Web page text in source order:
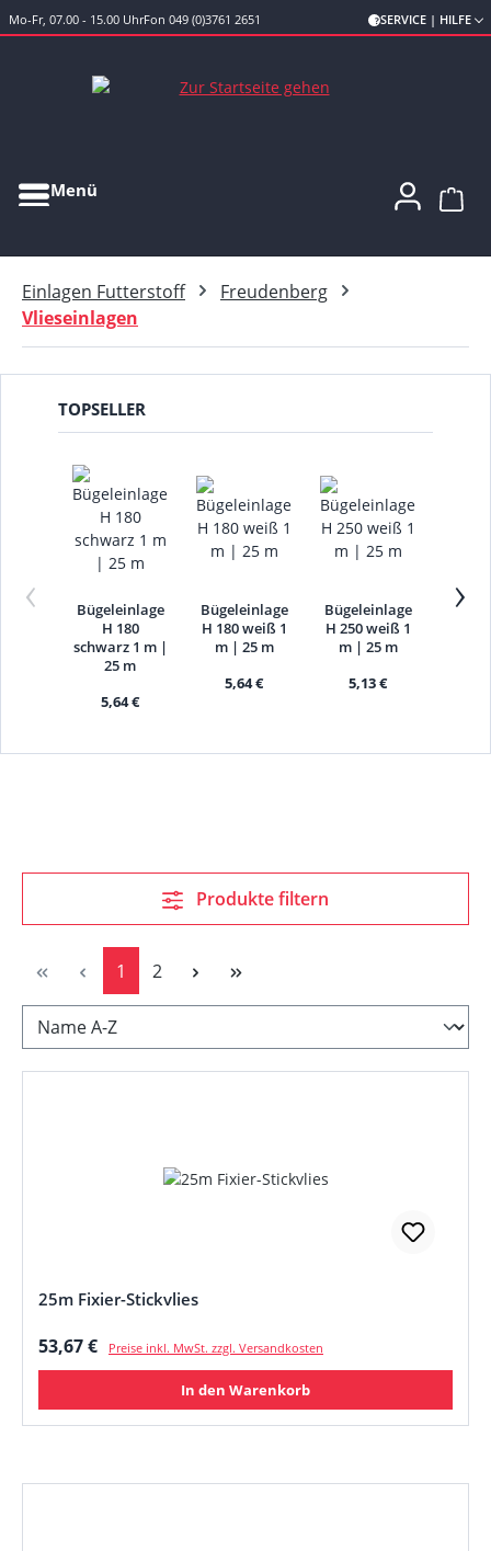
Zum Hauptinhalt springen
Mo-Fr, 07.00 - 15.00 UhrFon 049 (0)3761 2651 SERVICE | HILFE
Menü
Einlagen Futterstoff
Freudenberg
Vlieseinlagen
TOPSELLER
‹
Bügeleinlage
H 180
schwarz 1 m |
25 m
5,64 €
Bügeleinlage
H 180 weiß 1
m | 25 m
5,64 €
Bügeleinlage
H 250 weiß 1
m | 25 m
5,13 €
›
Produkte filtern
Seite
1 Seite
2
25m Fixier-Stickvlies
Regulärer Preis:
53,67 € Preise inkl. MwSt. zzgl. Versandkosten
In den Warenkorb